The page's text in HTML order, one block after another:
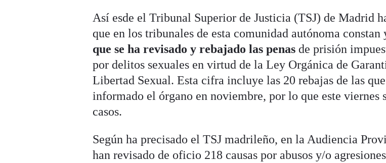
Así esde el Tribunal Superior de Justicia (TSJ) de Madrid
que en los tribunales de esta comunidad autónoma
que se ha revisado y rebajado las penasde prisión
por delitos sexuales en virtud de la Ley Orgánica de
Libertad Sexual. Esta cifra incluye las 20 rebajas de las
informado el órgano en noviembre, por lo que este viernes
casos.
Según ha precisado el TSJ madrileño, en la Audiencia
han revisado de oficio 218 causas por abusos y/o